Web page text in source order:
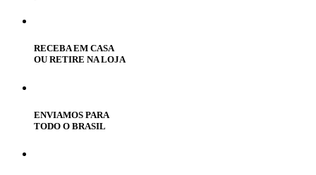
RECEBA EM CASA
OU RETIRE NA LOJA
ENVIAMOS PARA
TODO O BRASIL